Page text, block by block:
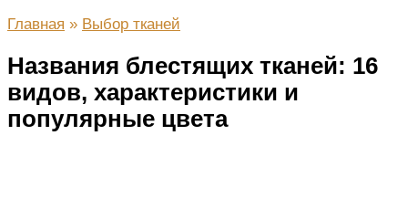
Главная » Выбор тканей
Названия блестящих тканей: 16
видов, характеристики и
популярные цвета